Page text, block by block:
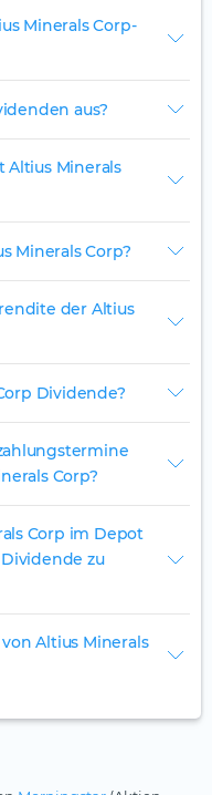
Minerals Corp-
aus?
Altius Minerals
Minerals Corp?
der Altius
Dividende?
Corp?
Corp im Depot
zu
Altius Minerals